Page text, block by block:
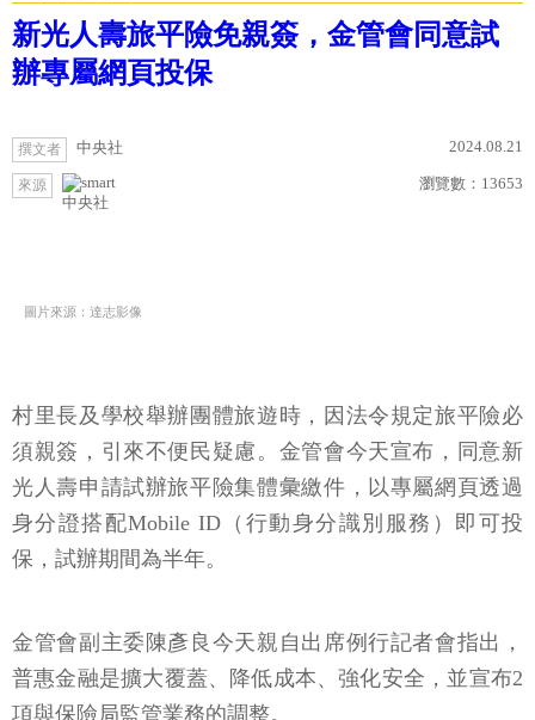
新光人壽旅平險免親簽，金管會同意試
辦專屬網頁投保
撰文者 中央社 2024.08.21
來源
中央社
瀏覽數： 13653
圖片來源：達志影像
村里長及學校舉辦團體旅遊時，因法令規定旅平險必
須親簽，引來不便民疑慮。金管會今天宣布，同意新
光人壽申請試辦旅平險集體彙繳件，以專屬網頁透過
身分證搭配Mobile ID（行動身分識別服務）即可投
保，試辦期間為半年。
金管會副主委陳彥良今天親自出席例行記者會指出，
普惠金融是擴大覆蓋、降低成本、強化安全，並宣布2
項與保險局監管業務的調整。